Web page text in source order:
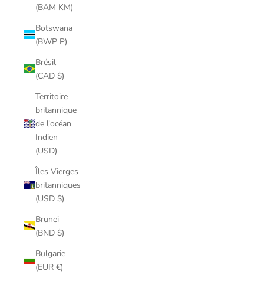
(BAM KM)
Botswana
(BWP P)
Brésil
(CAD $)
Territoire
britannique
de l'océan
Indien
(USD)
Îles Vierges
britanniques
(USD $)
Brunei
(BND $)
Bulgarie
(EUR €)